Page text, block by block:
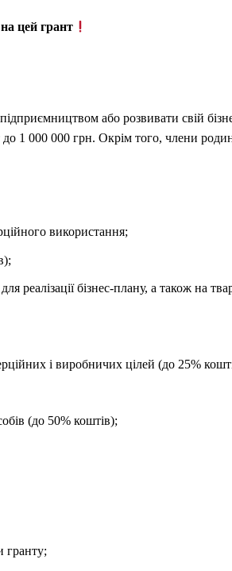
цей грант
або розвивати свій
1 000 000 грн. Окрім того, члени
використання;
реалізації бізнес-плану, а також на
і виробничих цілей (до 25%
(до 50% коштів);
гранту;